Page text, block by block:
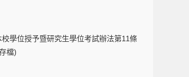
學位授予暨研究生學位考試辦法第11條
檔)